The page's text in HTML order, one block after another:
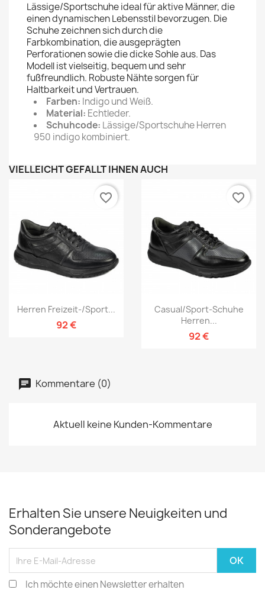
Lässige/Sportschuhe ideal für aktive Männer, die
einen dynamischen Lebensstil bevorzugen. Die
Schuhe zeichnen sich durch die
Farbkombination, die ausgeprägten
Perforationen sowie die dicke Sohle aus. Das
Modell ist vielseitig, bequem und sehr
fußfreundlich. Robuste Nähte sorgen für
Haltbarkeit und Vertrauen.
Farben: Indigo und Weiß.
Material: Echtleder.
Schuhcode: Lässige/Sportschuhe Herren
950 indigo kombiniert.
VIELLEICHT GEFÄLLT IHNEN AUCH
Herren Freizeit-/Sport...
92 €
favorite_border
Casual/Sport-Schuhe
Herren...
92 €
favorite_border
Kommentare (0)
Aktuell keine Kunden-Kommentare
Erhalten Sie unsere Neuigkeiten und
Sonderangebote
Ich möchte einen Newsletter erhalten